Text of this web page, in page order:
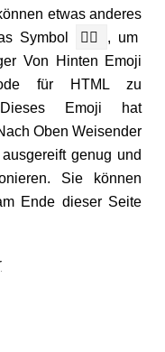
etwas anderes
Symbol
👆🏽
, um
Von Hinten Emoji
für HTML zu
Emoji hat
Oben Weisender
genug und
Sie können
Ende dieser Seite